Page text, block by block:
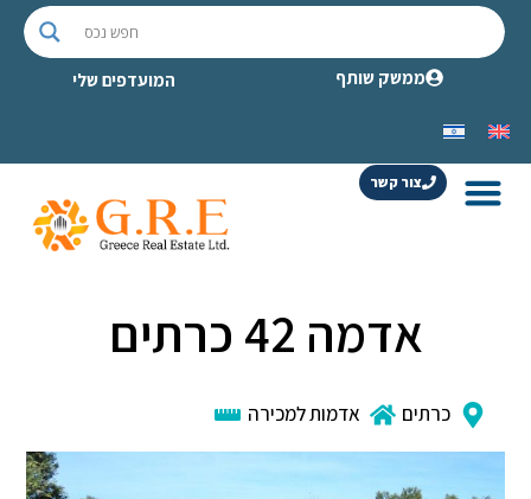
ממשק שותף המועדפים שלי
צור קשר
אדמה 42 כרתים
כרתים אדמות למכירה